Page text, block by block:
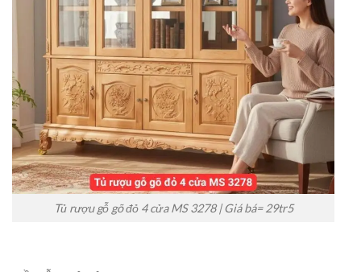
Tủ rượu gỗ gõ đỏ 4 cửa MS 3278 | Giá bá= 29tr5